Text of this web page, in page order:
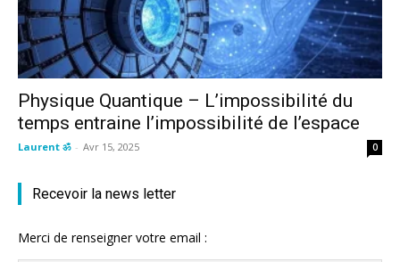
Physique Quantique – L’impossibilité du
temps entraine l’impossibilité de l’espace
Laurent ॐ - Avr 15, 2025 0
Recevoir la news letter
Merci de renseigner votre email :